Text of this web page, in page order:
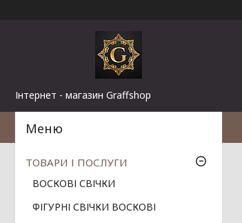
Інтернет - магазин Graffshop
ТОВАРИ І ПОСЛУГИ
ВОСКОВІ СВІЧКИ
ФІГУРНІ СВІЧКИ ВОСКОВІ